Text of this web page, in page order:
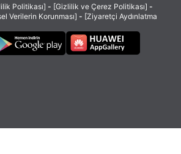
Politikası] - [Gizlilik ve Çerez Politikası] -
Verilerin Korunması] - [Ziyaretçi Aydınlatma